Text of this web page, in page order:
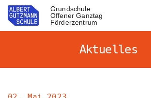
Grundschule
Offener Ganztag
Förderzentrum
Aktuelles